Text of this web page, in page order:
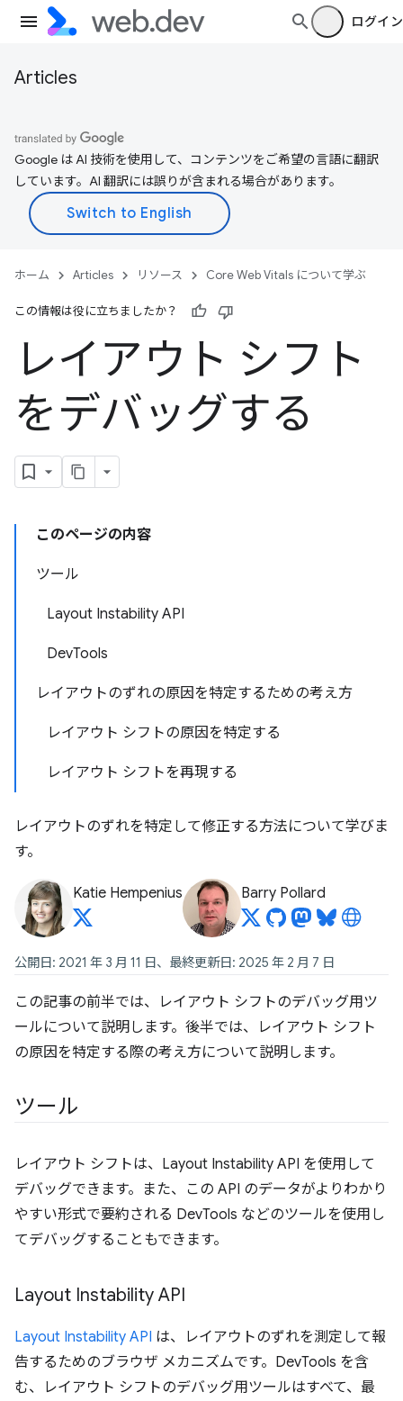
ログイン
Articles
Google は AI 技術を使用して、コンテンツをご希望の言語に翻訳
しています。AI 翻訳には誤りが含まれる場合があります。
ホーム Articles リソース Core Web Vitals について学ぶ
この情報は役に立ちましたか？
レイアウト シフト
をデバッグする
このページの内容
ツール
Layout Instability API
DevTools
レイアウトのずれの原因を特定するための考え方
レイアウト シフトの原因を特定する
レイアウト シフトを再現する
レイアウトのずれを特定して修正する方法について学びま
す。
Katie Hempenius Barry Pollard
公開日: 2021 年 3 月 11 日、最終更新日: 2025 年 2 月 7 日
この記事の前半では、レイアウト シフトのデバッグ用ツ
ールについて説明します。後半では、レイアウト シフト
の原因を特定する際の考え方について説明します。
ツール
レイアウト シフトは、Layout Instability API を使用して
デバッグできます。また、この API のデータがよりわかり
やすい形式で要約される DevTools などのツールを使用し
てデバッグすることもできます。
Layout Instability API
Layout Instability API は、レイアウトのずれを測定して報
告するためのブラウザ メカニズムです。DevTools を含
む、レイアウト シフトのデバッグ用ツールはすべて、最